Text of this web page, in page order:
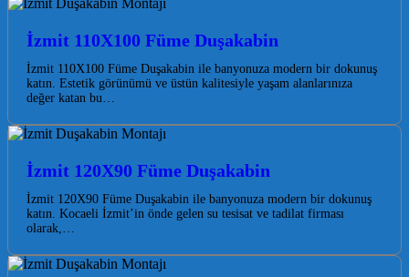
İzmit 110X100 Füme Duşakabin
İzmit 110X100 Füme Duşakabin ile banyonuza modern bir dokunuş
katın. Estetik görünümü ve üstün kalitesiyle yaşam alanlarınıza
değer katan bu…
İzmit 120X90 Füme Duşakabin
İzmit 120X90 Füme Duşakabin ile banyonuza modern bir dokunuş
katın. Kocaeli İzmit’in önde gelen su tesisat ve tadilat firması
olarak,…